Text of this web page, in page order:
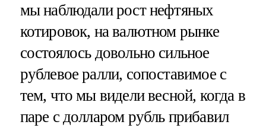
мы наблюдали рост нефтяных
котировок, на валютном рынке
состоялось довольно сильное
рублевое ралли, сопоставимое с
тем, что мы видели весной, когда в
паре с долларом рубль прибавил